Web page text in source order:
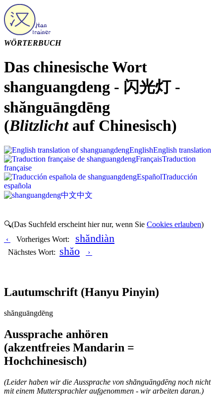
WÖRTERBUCH
Das chinesische Wort
shanguangdeng - 闪光灯 -
shănguāngdēng
(Blitzlichtauf Chinesisch)
EnglishEnglish translation
FrançaisTraduction
française
EspañolTraducción
española
中文中文
🔍(Das Suchfeld erscheint hier nur, wenn Sie Cookies erlauben)
‹
Vorheriges Wort: shăndiàn
Nächstes Wort: shăo ›
Lautumschrift (Hanyu Pinyin)
shănguāngdēng
Aussprache anhören
(akzentfreies Mandarin =
Hochchinesisch)
(Leider haben wir die Aussprache von shănguāngdēng noch nicht
mit einem Muttersprachler aufgenommen - wir arbeiten daran.)